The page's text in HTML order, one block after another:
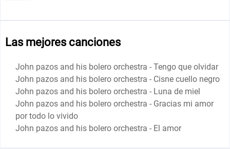
Las mejores canciones
John pazos and his bolero orchestra - Tengo que olvidar
John pazos and his bolero orchestra - Cisne cuello negro
John pazos and his bolero orchestra - Luna de miel
John pazos and his bolero orchestra - Gracias mi amor
por todo lo vivido
John pazos and his bolero orchestra - El amor